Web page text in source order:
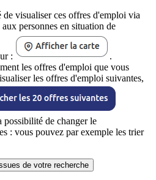
visualiser ces offres d'emploi via
personnes en situation de
:
.
les offres d'emploi que vous
les offres d'emploi suivantes,
possibilité de changer le
: vous pouvez par exemple les trier
de votre recherche